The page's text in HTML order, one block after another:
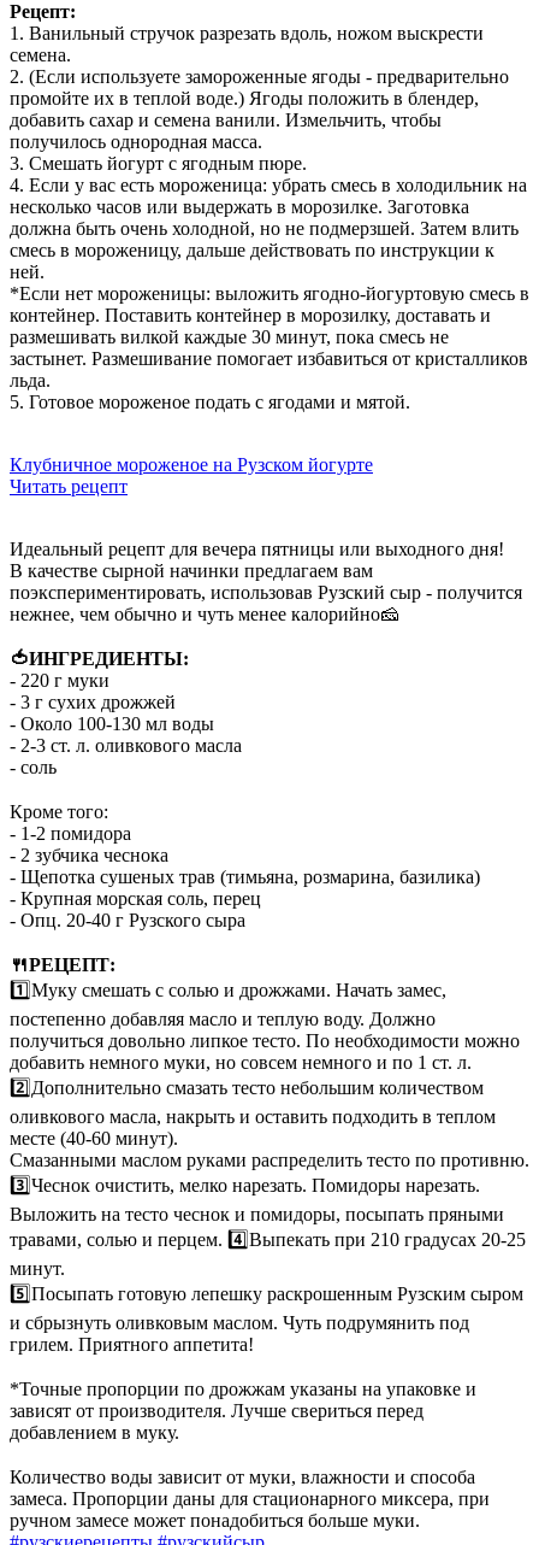
Рецепт:
1️. Ванильный стручок разрезать вдоль, ножом выскрести
семена.
2️. (Если используете замороженные ягоды - предварительно
промойте их в теплой воде.) Ягоды положить в блендер,
добавить сахар и семена ванили. Измельчить, чтобы
получилось однородная масса.
3️. Смешать йогурт с ягодным пюре.
4️. Если у вас есть мороженица: убрать смесь в холодильник на
несколько часов или выдержать в морозилке. Заготовка
должна быть очень холодной, но не подмерзшей. Затем влить
смесь в мороженицу, дальше действовать по инструкции к
ней.
*️Если нет мороженицы: выложить ягодно-йогуртовую смесь в
контейнер. Поставить контейнер в морозилку, доставать и
размешивать вилкой каждые 30 минут, пока смесь не
застынет. Размешивание помогает избавиться от кристалликов
льда.
5️. Готовое мороженое подать с ягодами и мятой.
Клубничное мороженое на Рузском йогурте
Читать рецепт
Идеальный рецепт для вечера пятницы или выходного дня!
В качестве сырной начинки предлагаем вам
поэкспериментировать, использовав Рузский сыр - получится
нежнее, чем обычно и чуть менее калорийно🧀
🍅ИНГРЕДИЕНТЫ:
- 220 г муки
- 3 г сухих дрожжей
- Около 100-130 мл воды
- 2-3 ст. л. оливкового масла
- соль
Кроме того:
- 1-2 помидора
- 2 зубчика чеснока
- Щепотка сушеных трав (тимьяна, розмарина, базилика)
- Крупная морская соль, перец
- Опц. 20-40 г Рузского сыра
🍴РЕЦЕПТ:
1️⃣Муку смешать с солью и дрожжами. Начать замес,
постепенно добавляя масло и теплую воду. Должно
получиться довольно липкое тесто. По необходимости можно
добавить немного муки, но совсем немного и по 1 ст. л.
2️⃣Дополнительно смазать тесто небольшим количеством
оливкового масла, накрыть и оставить подходить в теплом
месте (40-60 минут).
Смазанными маслом руками распределить тесто по противню.
3️⃣Чеснок очистить, мелко нарезать. Помидоры нарезать.
Выложить на тесто чеснок и помидоры, посыпать пряными
травами, солью и перцем. 4️⃣Выпекать при 210 градусах 20-25
минут.
5️⃣Посыпать готовую лепешку раскрошенным Рузским сыром
и сбрызнуть оливковым маслом. Чуть подрумянить под
грилем. Приятного аппетита!
*Точные пропорции по дрожжам указаны на упаковке и
зависят от производителя. Лучше свериться перед
добавлением в муку.
Количество воды зависит от муки, влажности и способа
замеса. Пропорции даны для стационарного миксера, при
ручном замесе может понадобиться больше муки.